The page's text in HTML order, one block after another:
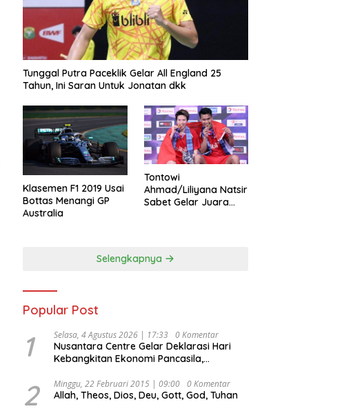
Tunggal Putra Paceklik Gelar All England 25
Tahun, Ini Saran Untuk Jonatan dkk
Klasemen F1 2019 Usai
Bottas Menangi GP
Australia
Tontowi
Ahmad/Liliyana Natsir
Sabet Gelar Juara
Selengkapnya
Popular Post
1 Selasa, 4 Agustus 2026 | 17:33 0 Komentar
Nusantara Centre Gelar Deklarasi Hari
Kebangkitan Ekonomi Pancasila,
Djojohadikusumo Anti Penjajahan
(Pergolakan Ekonomi Politik Indonesia) &
2 Minggu, 22 Februari 2015 | 09:00 0 Komentar
Allah, Theos, Dios, Deu, Gott, God, Tuhan